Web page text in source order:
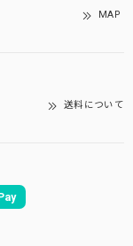
MAP
送料について